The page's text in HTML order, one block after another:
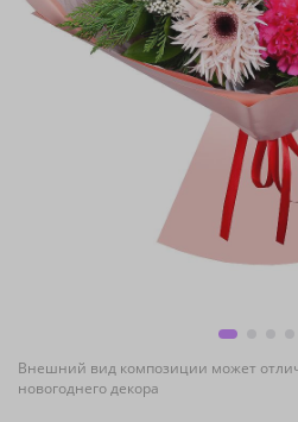
Внешний вид композиции может
новогоднего декора